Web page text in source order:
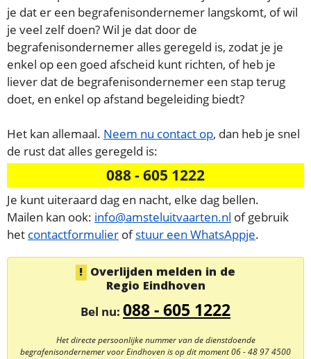
je dat er een begrafenisondernemer langskomt, of wil
je veel zelf doen? Wil je dat door de
begrafenisondernemer alles geregeld is, zodat je je
enkel op een goed afscheid kunt richten, of heb je
liever dat de begrafenisondernemer een stap terug
doet, en enkel op afstand begeleiding biedt?
Het kan allemaal. Neem nu contact op, dan heb je snel
de rust dat alles geregeld is:
088 - 605 1222
Je kunt uiteraard dag en nacht, elke dag bellen.
Mailen kan ook: info@amsteluitvaarten.nl of gebruik
het contactformulier ofstuur een WhatsAppje.
Overlijden melden in de
Regio Eindhoven
Bel nu: 088 - 605 1222
Het directe persoonlijke nummer van de dienstdoende
begrafenisondernemer voor Eindhoven is op dit moment06 - 48 97 4500